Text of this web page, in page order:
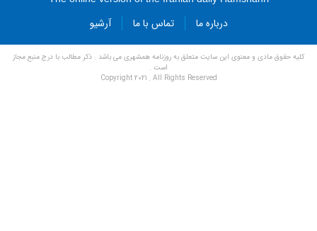
درباره ما تماس با ما آرشیو
کلیه حقوق مادی و معنوی این سایت متعلق به روزنامه همشهری می باشد . ذکر مطالب با درج منبع مجاز
است .
Copyright 2021 . All Rights Reserved